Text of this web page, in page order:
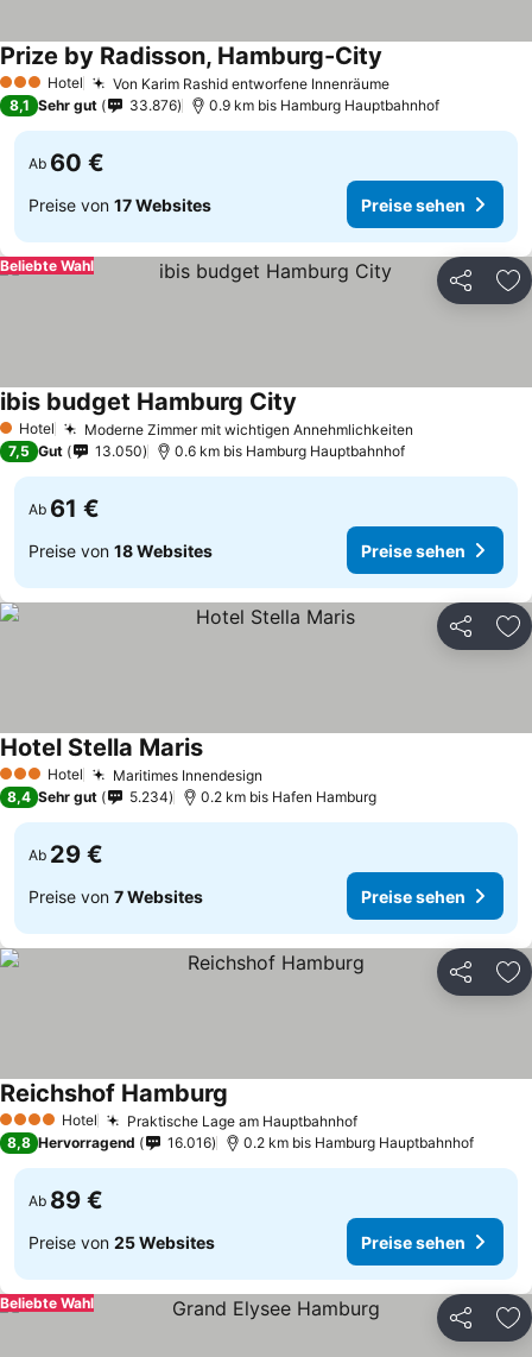
3 SterneHotel Von Karim Rashid entworfene Innenräume
Prize by Radisson, Hamburg-City
8,1 Sehr gut 33.876 0.9 km bis Hamburg Hauptbahnhof
Ab 60 €
Preise von 17 Websites Preise sehen
Teilen
Beliebte Wahl
1 Sterne
Hotel Moderne Zimmer mit wichtigen Annehmlichkeiten
ibis budget Hamburg City
7,5 Gut 13.050 0.6 km bis Hamburg Hauptbahnhof
Ab 61 €
Preise von 18 Websites Preise sehen
Teilen
3 SterneHotel Maritimes Innendesign
Hotel Stella Maris
8,4 Sehr gut 5.234 0.2 km bis Hafen Hamburg
Ab 29 €
Preise von 7 Websites Preise sehen
Teilen
4 Sterne Hotel Praktische Lage am Hauptbahnhof
Reichshof Hamburg
8,8 Hervorragend 16.016 0.2 km bis Hamburg Hauptbahnhof
Ab 89 €
Preise von 25 Websites Preise sehen
Teilen
Beliebte Wahl